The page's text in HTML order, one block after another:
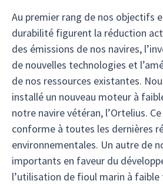
Au premier rang de nos objectifs
durabilité figurent la réduction
des émissions de nos navires,
de nouvelles technologies et
de nos ressources existantes.
installé un nouveau moteur à
notre navire vétéran, l’Ortelius.
conforme à toutes les dernières
environnementales. Un autre de
importants en faveur du
l’utilisation de fioul marin à